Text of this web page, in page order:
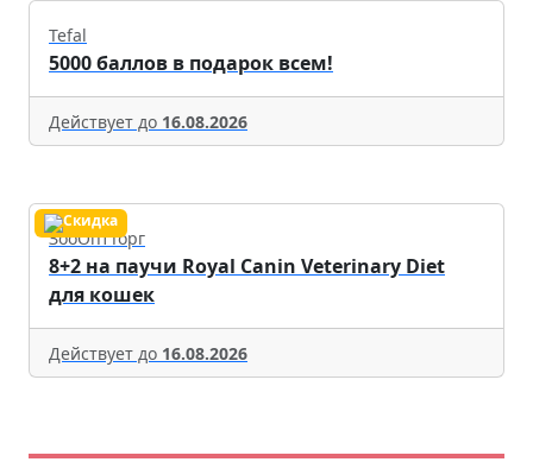
Tefal
5000 баллов в подарок всем!
Действует до 16.08.2026
ЗооОптТорг
8+2 на паучи Royal Canin Veterinary Diet
для кошек
Действует до 16.08.2026